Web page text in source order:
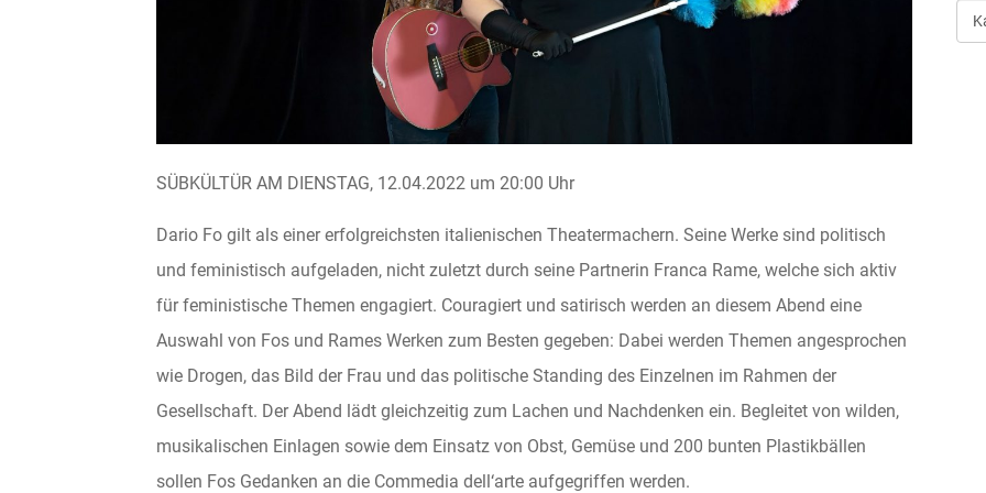
SÜBKÜLTÜR AM DIENSTAG, 12.04.2022 um 20:00 Uhr
Dario Fo gilt als einer erfolgreichsten italienischen Theatermachern. Seine Werke sind politisch
und feministisch aufgeladen, nicht zuletzt durch seine Partnerin Franca Rame, welche sich aktiv
für feministische Themen engagiert. Couragiert und satirisch werden an diesem Abend eine
Auswahl von Fos und Rames Werken zum Besten gegeben: Dabei werden Themen angesprochen
wie Drogen, das Bild der Frau und das politische Standing des Einzelnen im Rahmen der
Gesellschaft. Der Abend lädt gleichzeitig zum Lachen und Nachdenken ein. Begleitet von wilden,
musikalischen Einlagen sowie dem Einsatz von Obst, Gemüse und 200 bunten Plastikbällen
sollen Fos Gedanken an die Commedia dell‘arte aufgegriffen werden.
Art
der